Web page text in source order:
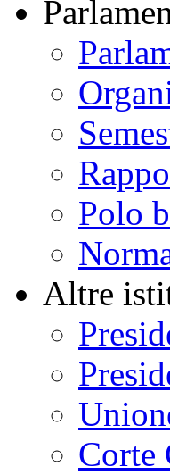
Polo
Altre
Corte